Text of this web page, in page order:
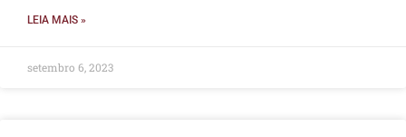
LEIA MAIS »
setembro 6, 2023